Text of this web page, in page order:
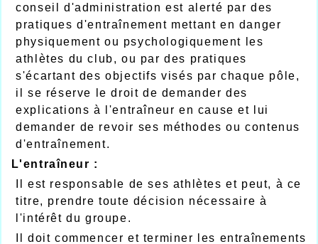
conseil d'administration est alerté par des
pratiques d'entraînement mettant en danger
physiquement ou psychologiquement les
athlètes du club, ou par des pratiques
s'écartant des objectifs visés par chaque pôle,
il se réserve le droit de demander des
explications à l'entraîneur en cause et lui
demander de revoir ses méthodes ou contenus
d'entraînement.
L'entraîneur :
Il est responsable de ses athlètes et peut, à ce
titre, prendre toute décision nécessaire à
l'intérêt du groupe.
Il doit commencer et terminer les entraînements